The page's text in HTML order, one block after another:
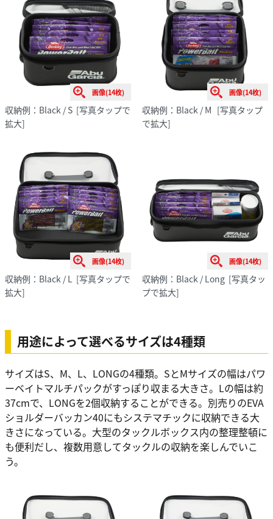
画像(14枚)
収納例：Black / S [写真タップで
拡大]
画像(14枚)
収納例：Black / M [写真タップ
で拡大]
画像(14枚)
収納例：Black / L [写真タップで
拡大]
画像(14枚)
収納例：Black / Long [写真タッ
プで拡大]
用途によって選べるサイズは4種類
サイズはS、M、L、LONGの4種類。SとMサイズの幅はパワ
ーベイトマルチパックがすっぽり収まる大きさ。Lの幅は約
37cmで、LONGを2個収納することができる。別売りのEVA
ショルダーバッカン40にもシステマチックに収納できる大
きさになっている。大型のタックルボックス内の整理整頓に
も便利だし、複数用意してタックルの収納を楽しんでいこ
う。